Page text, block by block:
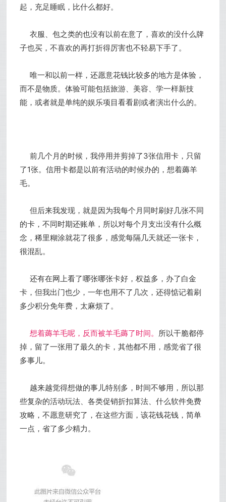
起，充足睡眠，比什么都好。
衣服、包之类的也没有以前在意了，喜欢的没什么牌
子也买，不喜欢的再打折得厉害也不轻易下手了。
唯一和以前一样，还愿意花钱比较多的地方是体验，
而不是物质。体验可能包括旅游、美容、学一样新技
能，或者就是单纯的娱乐项目看看剧或者演出什么的。
前几个月的时候，我停用并剪掉了3张信用卡，只留
了1张。信用卡都是以前有活动的时候办的，想着薅羊
毛。
但后来我发现，就是因为我每个月同时刷好几张不同
的卡，不同时期还账单，所以对每个月支出没有什么概
念，稀里糊涂就花了很多，感觉每隔几天就还一张卡，
很混乱。
还有在网上看了哪张哪张卡好，权益多，办了白金
卡，但我出门也少，一年也用不了几次，还得惦记着刷
多少积分免年费，太麻烦了。
想着薅羊毛呢，反而被羊毛薅了时间。 所以干脆都停
掉，留了一张用了最久的卡，其他都不用，感觉省了很
多事儿。
越来越觉得想做的事儿特别多，时间不够用，所以那
些复杂的活动玩法、各类促销折扣算法、什么软件免费
攻略，不愿意研究了，在这些方面，该花钱花钱，简单
一点，省了多少精力。